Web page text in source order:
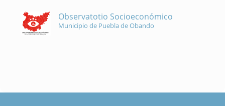
Observatotio Socioeconómico
Municipio de Puebla de Obando